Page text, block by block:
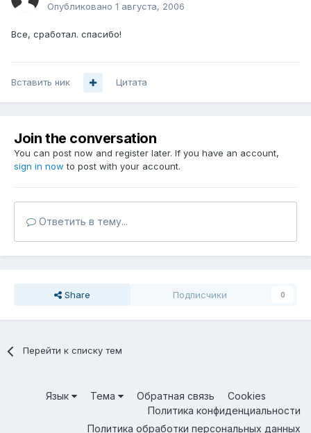
Опубликовано 1 августа, 2006
Все, сработал. спасибо!
Вставить ник Цитата
Join the conversation
You can post now and register later. If you have an account,
sign in now to post with your account.
Ответить в тему...
Share Подписчики 0
Перейти к списку тем
Язык Тема Обратная связь
Cookies
Политика конфиденциальности
Политика обработки персональных данных